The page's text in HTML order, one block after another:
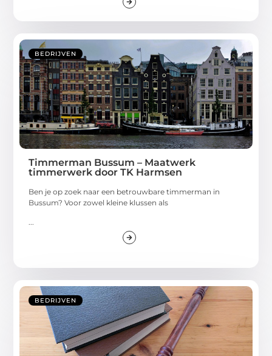
BEDRIJVEN
Timmerman Bussum – Maatwerk
timmerwerk door TK Harmsen
Ben je op zoek naar een betrouwbare timmerman in
Bussum? Voor zowel kleine klussen als
...
BEDRIJVEN